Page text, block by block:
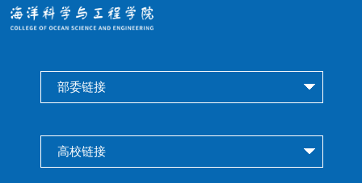
部委链接
高校链接